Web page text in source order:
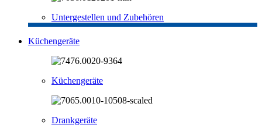
Untergestellen und Zubehören
Küchengeräte
Küchengeräte
Drankgeräte